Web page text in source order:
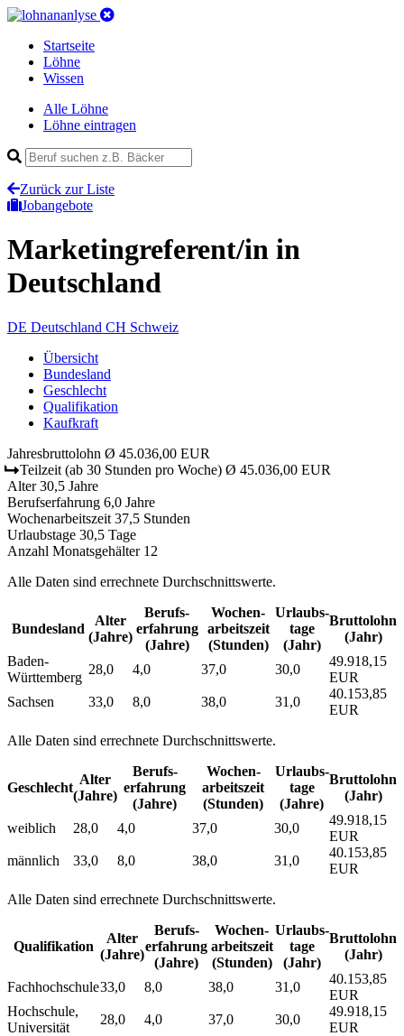
Startseite
Löhne
Wissen
Alle Löhne
Löhne eintragen
Zurück zur Liste
Jobangebote
Marketingreferent/in in
Deutschland
DE Deutschland CH Schweiz
Übersicht
Bundesland
Geschlecht
Qualifikation
Kaufkraft
Jahresbruttolohn Ø 45.036,00 EUR
Teilzeit (ab 30 Stunden pro Woche) Ø 45.036,00 EUR
Alter 30,5 Jahre
Berufserfahrung 6,0 Jahre
Wochenarbeitszeit 37,5 Stunden
Urlaubstage 30,5 Tage
Anzahl Monatsgehälter 12
Alle Daten sind errechnete Durchschnittswerte.
Bundesland
Alter
(Jahre)
Berufs­
erfahrung
(Jahre)
Wochen­
arbeitszeit
(Stunden)
Urlaubs­
tage
(Jahr)
Bruttolohn
(Jahr)
Baden-
Württemberg
28,0 4,0 37,0 30,0
49.918,15
EUR
Sachsen
33,0 8,0 38,0 31,0
40.153,85
EUR
Alle Daten sind errechnete Durchschnittswerte.
Geschlecht
Alter
(Jahre)
Berufs­
erfahrung
(Jahre)
Wochen­
arbeitszeit
(Stunden)
Urlaubs­
tage
(Jahre)
Bruttolohn
(Jahr)
weiblich 28,0 4,0 37,0 30,0
49.918,15
EUR
männlich
33,0 8,0 38,0 31,0
40.153,85
EUR
Alle Daten sind errechnete Durchschnittswerte.
Qualifikation
Alter
(Jahre)
Berufs­
erfahrung
(Jahre)
Wochen­
arbeitszeit
(Stunden)
Urlaubs­
tage
(Jahr)
Bruttolohn
(Jahr)
Fachhochschule33,0 8,0 38,0 31,0
40.153,85
EUR
Hochschule,
Universität
28,0 4,0 37,0 30,0
49.918,15
EUR